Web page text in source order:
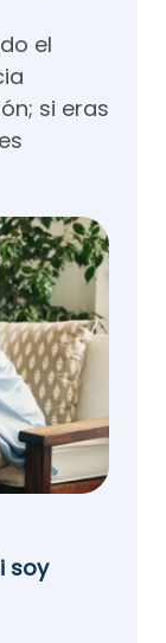
el
si eras
soy